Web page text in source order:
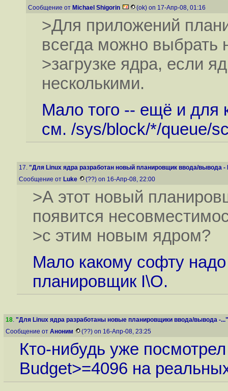
Сообщение от Michael Shigorin (ok) on 17-Апр-08, 01:16
>Для приложений
всегда можно выбрать
>загрузке ядра, если
несколькими.
Мало того -- ещё и для
см. /sys/block/*/queue/
17. "Для Linux ядра разработан новый планировщик ввода/вывода -
Сообщение от Luke (??) on 16-Апр-08, 22:00
>А этот новый
появится
>с этим новым ядром?
Мало какому софту
планировщик I\O.
18. "Для Linux ядра разработаны новые планировщики ввода/вывода -..."
Сообщение от Аноним (??) on 16-Апр-08, 23:25
Кто-нибудь уже
Budget>=4096 на